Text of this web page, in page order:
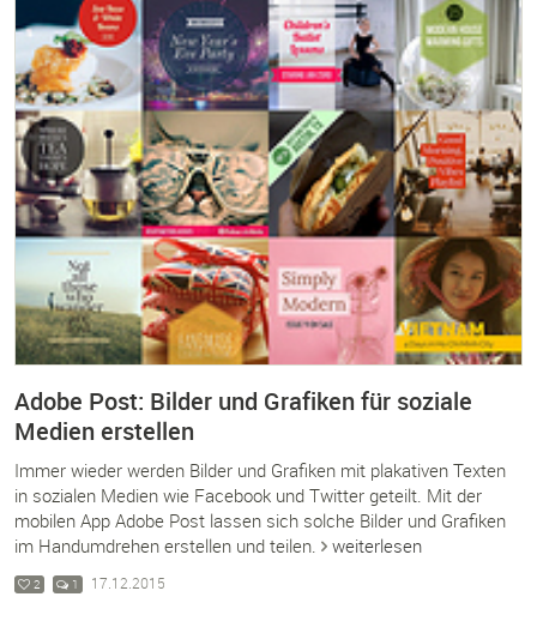
Adobe Post: Bilder und Grafiken für soziale
Medien erstellen
Immer wieder werden Bilder und Grafiken mit plakativen Texten
in sozialen Medien wie Facebook und Twitter geteilt. Mit der
mobilen App Adobe Post lassen sich solche Bilder und Grafiken
im Handumdrehen erstellen und teilen.
weiterlesen
2 1 17.12.2015